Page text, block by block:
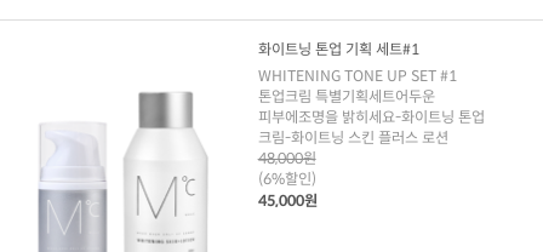
화이트닝 톤업 기획 세트#1
WHITENING TONE UP SET #1
톤업크림 특별기획세트어두운
피부에조명을 밝히세요-화이트닝 톤업
크림-화이트닝 스킨 플러스 로션
48,000원
(6%할인)
45,000원